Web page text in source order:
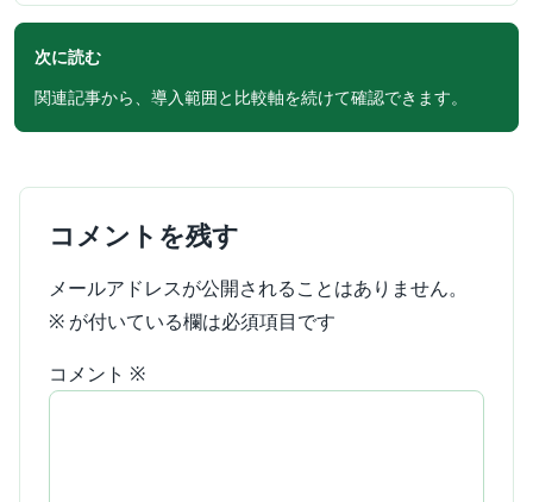
次に読む
関連記事から、導入範囲と比較軸を続けて確認できます。
コメントを残す
メールアドレスが公開されることはありません。
※ が付いている欄は必須項目です
コメント ※